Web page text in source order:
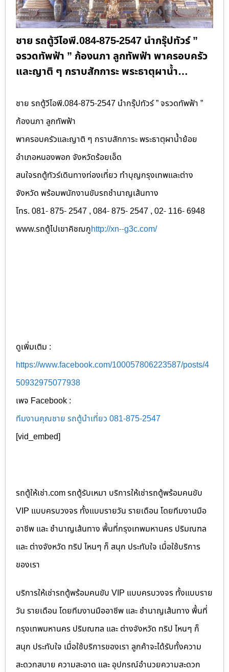
ชาย รถตู้วีไอพี.084-875-2547 นำกรุ๊ปทัวร์ ”
จรวดทัพฟ้า ” ก้องนภา ลูกทัพฟ้า พาครอบครัว
และญาติ ๆ กราบสักการะ พระธาตุผาน้ำ…
ชาย รถตู้วีไอพี.084-875-2547 นำกรุ๊ปทัวร์ ” จรวดทัพฟ้า ”
ก้องนภา ลูกทัพฟ้า
พาครอบครัวและญาติ ๆ กราบสักการะ พระธาตุผาน้ำย้อย
อำเภอหนองพอก จังหวัดร้อยเอ็ด
สนใจรถตู้ทัวร์เดินทางท่องเที่ยว ทำบุญกรุงเทพและต่าง
จังหวัด พร้อมพนักงานขับรถชำนาญเส้นทาง
โทร. 081- 875- 2547 , 084- 875- 2547 , 02- 116- 6948
www.รถตู้ไปเขาคิชฌกูhttp://xn--g3c.com/
ดูเพิ่มเติม :
https://www.facebook.com/100057806223587/posts/4
50932975077938
เพจ Facebook :
ทีมงานคุณชาย รถตู้นำเที่ยว 081-875-2547
[vid_embed]
รถตู้ให้เช่า.com รถตู้รับเหมา บริการให้เช่ารถตู้พร้อมคนขับ
VIP แบบครบวงจร ทั้งแบบรายวัน รายเดือน โดยทีมงานมือ
อาชีพ และ ชำนาญเส้นทาง พื้นที่กรุงเทพมหานคร ปริมณฑล
และ ต่างจังหวัด ทริป ไหนๆ ก็ สนุก ประทับใจ เมื่อใช้บริการ
ของเรา
บริการให้เช่ารถตู้พร้อมคนขับ VIP แบบครบวงจร ทั้งแบบราย
วัน รายเดือน โดยทีมงานมืออาชีพ และ ชำนาญเส้นทาง พื้นที่
กรุงเทพมหานคร ปริมณฑล และ ต่างจังหวัด ทริป ไหนๆ ก็
สนุก ประทับใจ เมื่อใช้บริการของเรา ลูกค้าจะได้รับทั้งความ
สะดวกสบาย ความสะอาด และ อุปกรณ์อำนวยความสะดวก